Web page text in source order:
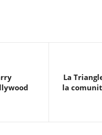
La
la